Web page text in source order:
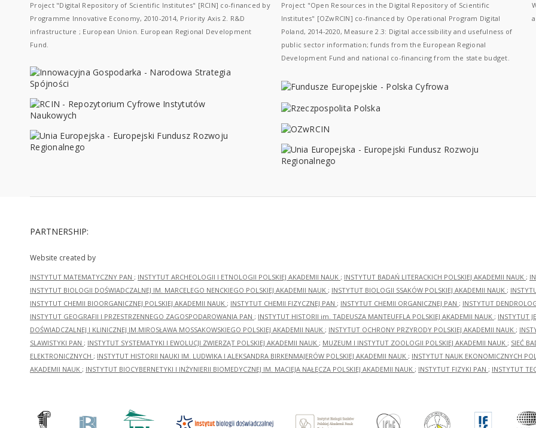
Project "Digital Repository of Scientific Institutes" [RCIN] co-financed by
Programme Innovative Economy, 2010-2014, Priority Axis 2. R&D
infrastructure ; European Union. European Regional Development
Fund.
Project "Open Resources in the Digital Repository of Scientific
Institutes" [OZwRCIN] co-financed by Operational Program Digital
Poland, 2014-2020, Measure 2.3: Digital accessibility and usefulness of
public sector information; funds from the European Regional
Development Fund and national co-financing from the state budget.
PARTNERSHIP:
Website created by
INSTYTUT MATEMATYCZNY PAN ; INSTYTUT ARCHEOLOGII I ETNOLOGII POLSKIEJ AKADEMII NAUK ; INSTYTUT BADAŃ LITERACKICH POLSKIEJ AKADEMII NAUK ;
INSTYTUT BIOLOGII DOŚWIADCZALNEJ IM. MARCELEGO NENCKIEGO POLSKIEJ AKADEMII NAUK ; INSTYTUT BIOLOGII SSAKÓW POLSKIEJ AKADEMII NAUK ;
INSTYTUT CHEMII BIOORGANICZNEJ POLSKIEJ AKADEMII NAUK ; INSTYTUT CHEMII FIZYCZNEJ PAN ; INSTYTUT CHEMII ORGANICZNEJ PAN ; INSTYTUT
INSTYTUT GEOGRAFII I PRZESTRZENNEGO ZAGOSPODAROWANIA PAN ; INSTYTUT HISTORII im. TADEUSZA MANTEUFFLA POLSKIEJ AKADEMII NAUK ; INSTYTUT
DOŚWIADCZALNEJ I KLINICZNEJ IM.MIROSŁAWA MOSSAKOWSKIEGO POLSKIEJ AKADEMII NAUK ; INSTYTUT OCHRONY PRZYRODY POLSKIEJ AKADEMII NAUK ;
SLAWISTYKI PAN ; INSTYTUT SYSTEMATYKI I EWOLUCJI ZWIERZĄT POLSKIEJ AKADEMII NAUK ; MUZEUM I INSTYTUT ZOOLOGII POLSKIEJ AKADEMII NAUK ; SIEĆ
ELEKTRONICZNYCH ; INSTYTUT HISTORII NAUKI IM. LUDWIKA I ALEKSANDRA BIRKENMAJERÓW POLSKIEJ AKADEMII NAUK ; INSTYTUT NAUK EKONOMICZNYCH
AKADEMII NAUK ; INSTYTUT BIOCYBERNETYKI I INŻYNIERII BIOMEDYCZNEJ IM. MACIEJA NAŁĘCZA POLSKIEJ AKADEMII NAUK ; INSTYTUT FIZYKI PAN ; INSTYTUT